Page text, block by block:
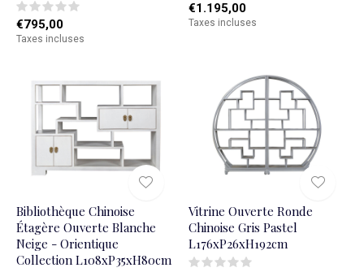
€795,00
Taxes incluses
€1.195,00
Taxes incluses
Bibliothèque Chinoise
Étagère Ouverte Blanche
Neige - Orientique
Collection L108xP35xH80cm
Vitrine Ouverte Ronde
Chinoise Gris Pastel
L176xP26xH192cm